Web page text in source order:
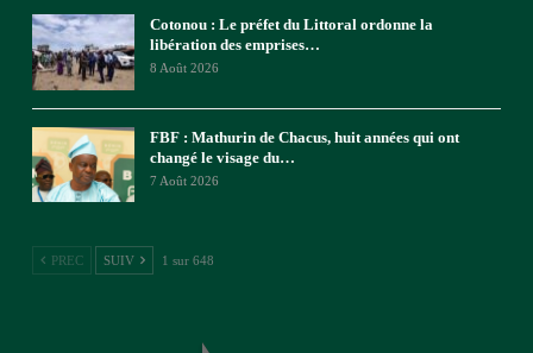
Cotonou : Le préfet du Littoral ordonne la
libération des emprises…
8 Août 2026
FBF : Mathurin de Chacus, huit années qui ont
changé le visage du…
7 Août 2026
PREC SUIV 1 sur 648